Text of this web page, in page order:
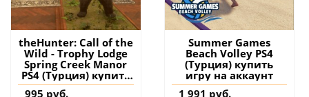
theHunter: Call of the
Wild - Trophy Lodge
Spring Creek Manor
PS4 (Турция) купить
дополнение на
995 руб.
Summer Games
Beach Volley PS4
(Турция) купить
игру на аккаунт
1 991 руб.